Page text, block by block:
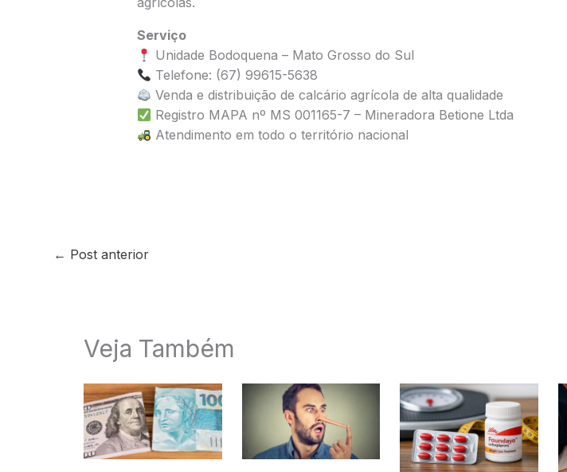
Serviço
Unidade Bodoquena – Mato Grosso do Sul
Telefone: (67) 99615-5638
Venda e distribuição de calcário agrícola de alta qualidade
Registro MAPA nº MS 001165-7 – Mineradora Betione Ltda
Atendimento em todo o território nacional
← Post anterior
Veja Também